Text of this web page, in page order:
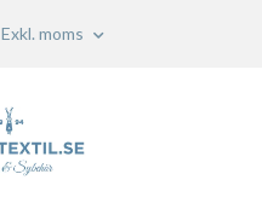
Exkl. moms